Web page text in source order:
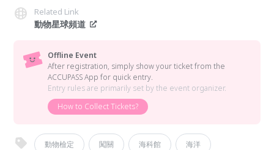
Related Link
動物星球頻道
Offline Event
After registration, simply show your ticket from the
ACCUPASS App for quick entry.
Entry rules are primarily set by the event organizer.
How to Collect Tickets?
動物檢定 闖關 海科館 海洋